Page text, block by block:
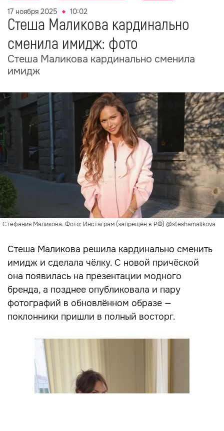
17 ноября 2025 10:02
Стеша Маликова кардинально
сменила имидж: фото
Стеша Маликова кардинально сменила
имидж
Стефания Маликова. Фото: Инстаграм (запрещён в РФ) @steshamalikova
Стеша Маликова решила кардинально сменить
имидж и сделала чёлку. С новой причёской
она появилась на презентации модного
бренда, а позднее опубликовала и пару
фотографий в обновлённом образе —
поклонники пришли в полный восторг.